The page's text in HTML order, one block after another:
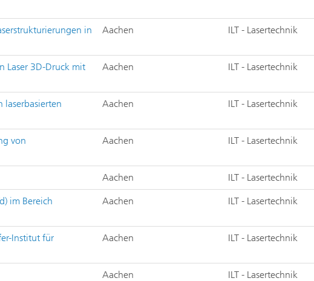
in
Aachen ILT - Lasertechnik
Laser 3D-Druck mit
Aachen ILT - Lasertechnik
laserbasierten
Aachen ILT - Lasertechnik
von
Aachen ILT - Lasertechnik
Aachen ILT - Lasertechnik
im Bereich
Aachen ILT - Lasertechnik
Institut für
Aachen ILT - Lasertechnik
Aachen ILT - Lasertechnik